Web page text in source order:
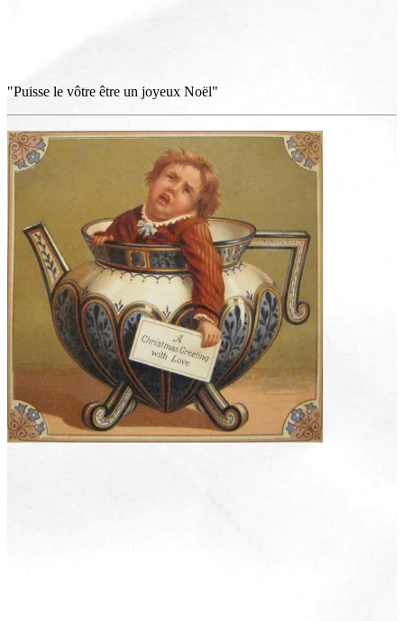
"Puisse le vôtre être un joyeux Noël"